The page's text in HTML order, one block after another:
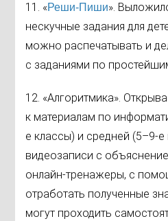
11. «Реши-Пиши».
нескучные задания для
можно распечатывать и
с заданиями по
12. «Алгоритмика».
к материалам по
е классы) и средней (5–9-
видеозаписи с
онлайн-тренажеры, с
отработать полученные
могут проходить